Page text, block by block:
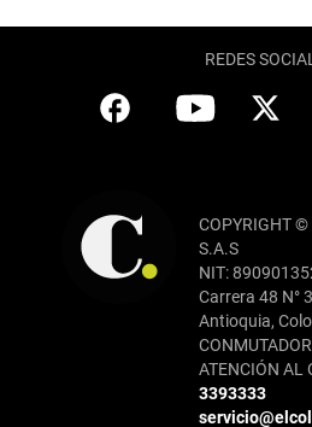
REDES
COPYRIGHT
S.A.S
NIT:
Carrera 48 N°
Antioquia,
ATENCIÓN AL
3393333